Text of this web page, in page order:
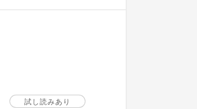
試し読みあり